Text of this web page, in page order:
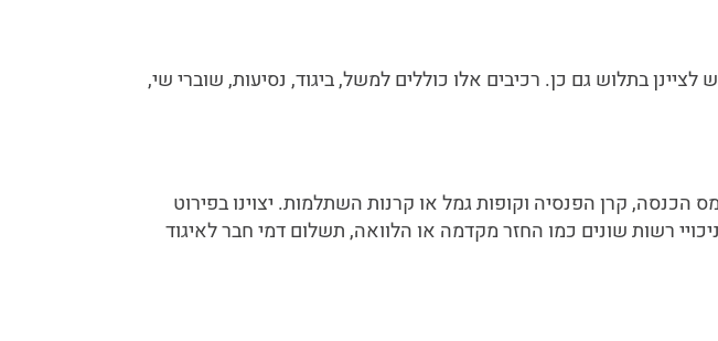
בתלוש גם כן. רכיבים אלו כוללים למשל, ביגוד, נסיעות, שוברי שי,
הכנסה, קרן הפנסיה וקופות גמל או קרנות השתלמות. יצוינו בפירוט
רשות שונים כמו החזר מקדמה או הלוואה, תשלום דמי חבר לאיגוד